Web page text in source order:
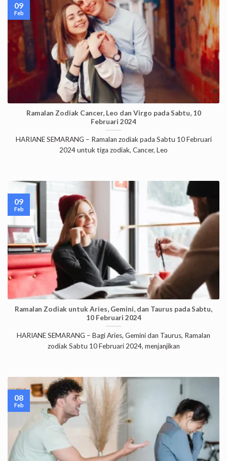
Ramalan Zodiak Cancer, Leo dan Virgo pada Sabtu, 10
Februari 2024
HARIANE SEMARANG – Ramalan zodiak pada Sabtu 10 Februari
2024 untuk tiga zodiak, Cancer, Leo
09
Feb
Ramalan Zodiak untuk Aries, Gemini, dan Taurus pada Sabtu,
10 Februari 2024
HARIANE SEMARANG – Bagi Aries, Gemini dan Taurus, Ramalan
zodiak Sabtu 10 Februari 2024, menjanjikan
09
Feb
08
Feb